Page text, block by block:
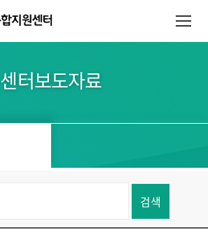
센터보도자료
검색